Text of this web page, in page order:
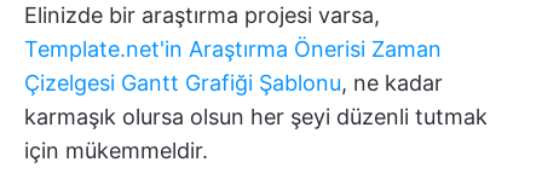
Elinizde bir araştırma projesi varsa,
Template.net'in Araştırma Önerisi Zaman
Çizelgesi Gantt Grafiği Şablonu, ne kadar
karmaşık olursa olsun her şeyi düzenli tutmak
için mükemmeldir.